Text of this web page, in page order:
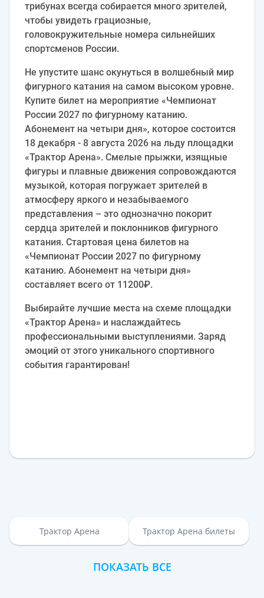
трибунах всегда собирается много зрителей,
чтобы увидеть грациозные,
головокружительные номера сильнейших
спортсменов России.
Не упустите шанс окунуться в волшебный мир
фигурного катания на самом высоком уровне.
Купите билет на мероприятие «Чемпионат
России 2027 по фигурному катанию.
Абонемент на четыри дня», которое состоится
18 декабря - 8 августа 2026 на льду площадки
«Трактор Арена». Смелые прыжки, изящные
фигуры и плавные движения сопровождаются
музыкой, которая погружает зрителей в
атмосферу яркого и незабываемого
представления – это однозначно покорит
сердца зрителей и поклонников фигурного
катания. Стартовая цена билетов на
«Чемпионат России 2027 по фигурному
катанию. Абонемент на четыри дня»
составляет всего от 11200₽.
Выбирайте лучшие места на схеме площадки
«Трактор Арена» и наслаждайтесь
профессиональными выступлениями. Заряд
эмоций от этого уникального спортивного
события гарантирован!
Трактор Арена Трактор Арена билеты
ПОКАЗАТЬ ВСЕ